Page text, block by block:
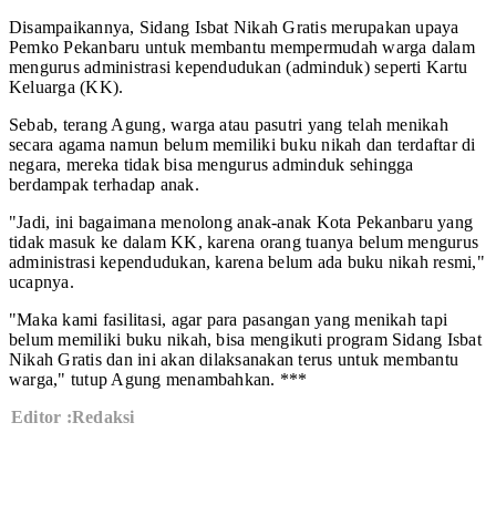
Disampaikannya, Sidang Isbat Nikah Gratis merupakan upaya
Pemko Pekanbaru untuk membantu mempermudah warga dalam
mengurus administrasi kependudukan (adminduk) seperti Kartu
Keluarga (KK).
Sebab, terang Agung, warga atau pasutri yang telah menikah
secara agama namun belum memiliki buku nikah dan terdaftar di
negara, mereka tidak bisa mengurus adminduk sehingga
berdampak terhadap anak.
"Jadi, ini bagaimana menolong anak-anak Kota Pekanbaru yang
tidak masuk ke dalam KK, karena orang tuanya belum mengurus
administrasi kependudukan, karena belum ada buku nikah resmi,"
ucapnya.
"Maka kami fasilitasi, agar para pasangan yang menikah tapi
belum memiliki buku nikah, bisa mengikuti program Sidang Isbat
Nikah Gratis dan ini akan dilaksanakan terus untuk membantu
warga," tutup Agung menambahkan. ***
Editor :Redaksi